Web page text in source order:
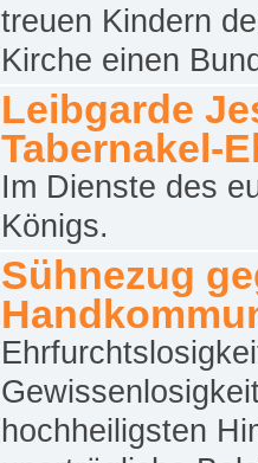
treuen Kindern
Kirche einen
Leibgarde
Tabernakel-
Im Dienste des
Königs.
Sühnezug
hochheiligsten